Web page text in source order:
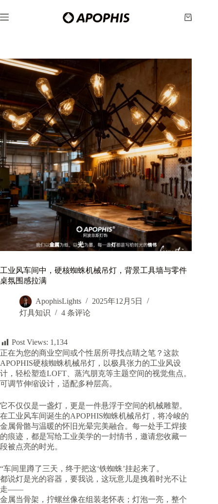
至
购
工业风车间中，硬核蜘蛛机械吊灯，背景工具墙与零件
桌氛围感拉满
ApophisLights
2025年12月5日
灯具知识
4 条评论
Post Views: 1,134
正在为您的商业空间或个性居所寻找点睛之笔？这款
APOPHIS硬核蜘蛛机械吊灯，以极具张力的工业风设
计，轻松塑造LOFT、蒸汽朋克等主题空间的视觉焦点。
可调节伸缩设计，适配多种层高。
它不仅仅是一盏灯，更是一件悬浮于空间的机械雕塑。
在工业风车间诞生的APOPHIS蜘蛛机械吊灯，将冷峻的
金属骨骼与温暖的怀旧光晕完美融合。每一处手工焊接
的痕迹，都是写给工业美学的一封情书，邀请您收藏一
段被点亮的时光。
“车间里蹲了三天，终于把这‘铁蜘蛛’挂起来了。
都说灯是光的容器，要我说，这玩意儿是拽着时光不让
走——
金属当骨架，拧螺丝像在组装老怀表；灯泡一亮，整个